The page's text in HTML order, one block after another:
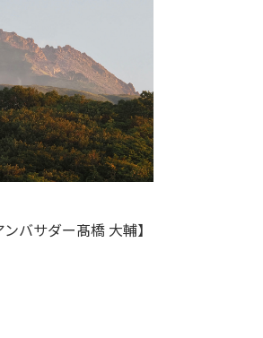
バサダー髙橋 大輔】